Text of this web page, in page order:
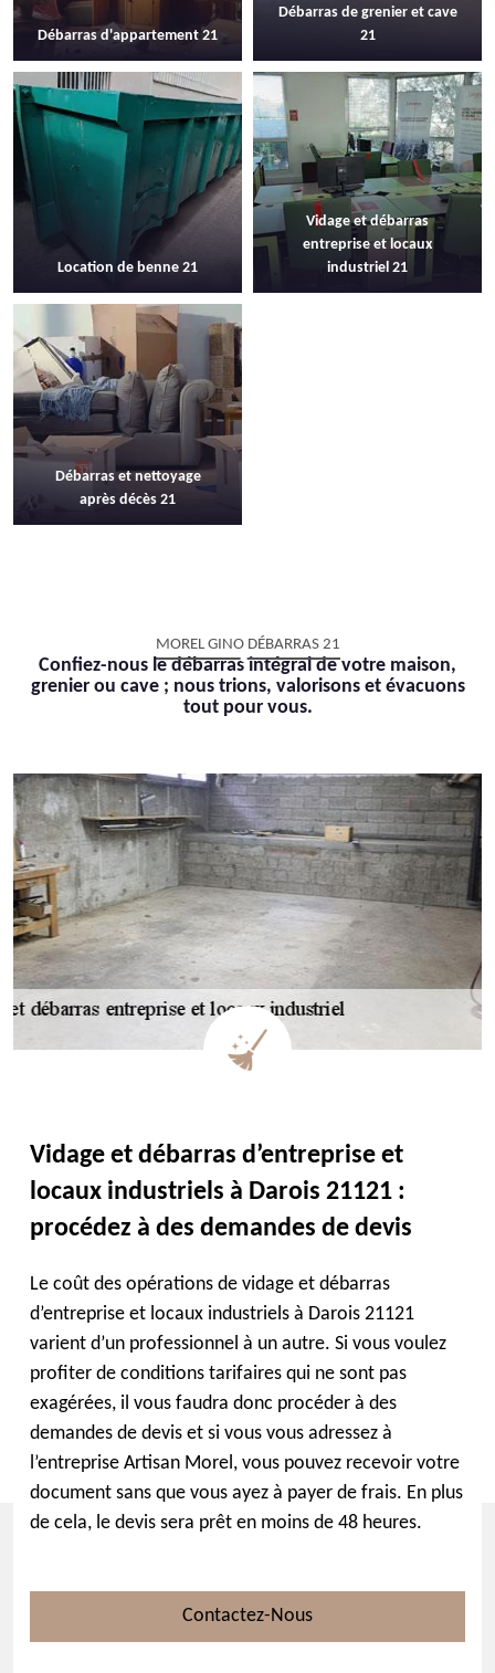
Débarras d'appartement 21
Débarras de grenier et cave
21
Location de benne 21
Vidage et débarras
entreprise et locaux
industriel 21
Débarras et nettoyage
après décès 21
MOREL GINO DÉBARRAS 21
Confiez-nous le débarras intégral de votre maison,
grenier ou cave ; nous trions, valorisons et évacuons
tout pour vous.
Vidage et débarras d’entreprise et
locaux industriels à Darois 21121 :
procédez à des demandes de devis
Le coût des opérations de vidage et débarras
d’entreprise et locaux industriels à Darois 21121
varient d’un professionnel à un autre. Si vous voulez
profiter de conditions tarifaires qui ne sont pas
exagérées, il vous faudra donc procéder à des
demandes de devis et si vous vous adressez à
l’entreprise Artisan Morel, vous pouvez recevoir votre
document sans que vous ayez à payer de frais. En plus
de cela, le devis sera prêt en moins de 48 heures.
Contactez-Nous